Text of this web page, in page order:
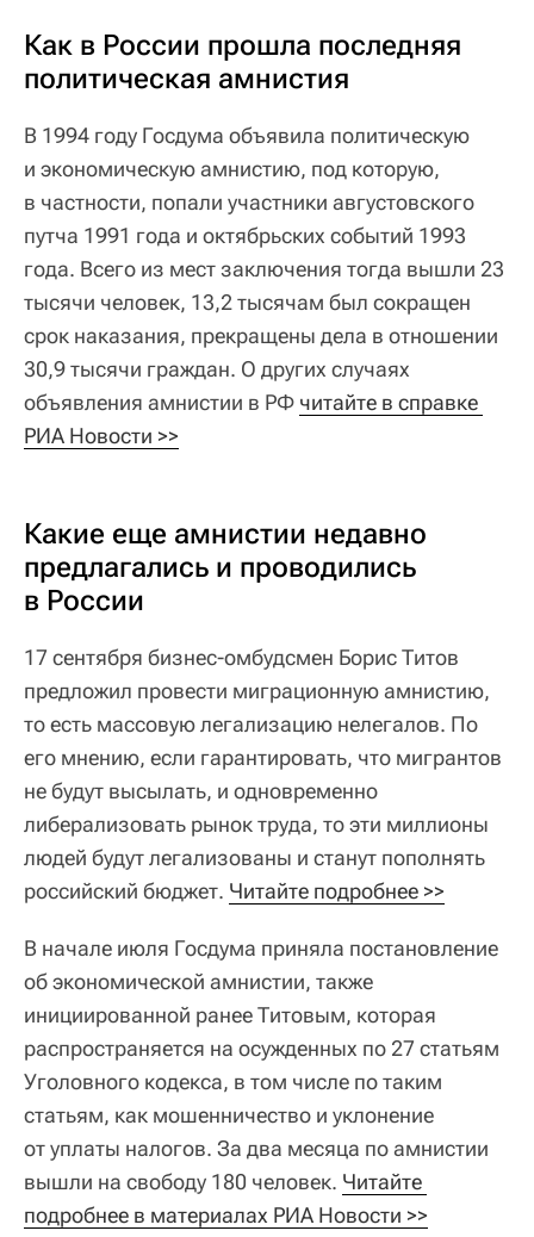
Как в России прошла последняя
политическая амнистия
В 1994 году Госдума объявила политическую
и экономическую амнистию, под которую,
в частности, попали участники августовского
путча 1991 года и октябрьских событий 1993
года. Всего из мест заключения тогда вышли 23
тысячи человек, 13,2 тысячам был сокращен
срок наказания, прекращены дела в отношении
30,9 тысячи граждан. О других случаях
объявления амнистии в РФ читайте в справке
РИА Новости >>
Какие еще амнистии недавно
предлагались и проводились
в России
17 сентября бизнес-омбудсмен Борис Титов
предложил провести миграционную амнистию,
то есть массовую легализацию нелегалов. По
его мнению, если гарантировать, что мигрантов
не будут высылать, и одновременно
либерализовать рынок труда, то эти миллионы
людей будут легализованы и станут пополнять
российский бюджет. Читайте подробнее >>
В начале июля Госдума приняла постановление
об экономической амнистии, также
инициированной ранее Титовым, которая
распространяется на осужденных по 27 статьям
Уголовного кодекса, в том числе по таким
статьям, как мошенничество и уклонение
от уплаты налогов. За два месяца по амнистии
вышли на свободу 180 человек. Читайте
подробнее в материалах РИА Новости >>